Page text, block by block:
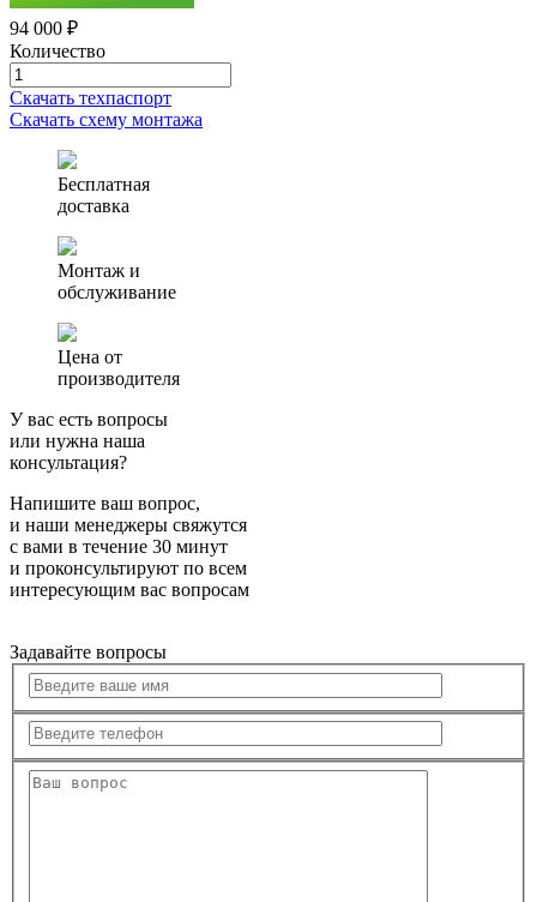
94 000 ₽
Количество
Количество
товара
Септик
канализация)
Скачать техпаспорт
Скачать схему монтажа
Бесплатная
доставка
Монтаж и
обслуживание
Цена от
производителя
У вас есть вопросы
или нужна наша
консультация?
Напишите ваш вопрос,
и наши менеджеры свяжутся
с вами в течение 30 минут
и проконсультируют по всем
интересующим вас вопросам
Задавайте вопросы